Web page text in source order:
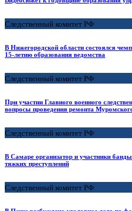
Следственный комитет РФ
В Нижегородской области состоялся
15-летию образования ведомства
Следственный комитет РФ
При участии Главного военного
вопросы проведения ремонта
Следственный комитет РФ
В Самаре организатор и участники
тяжких преступлений
Следственный комитет РФ